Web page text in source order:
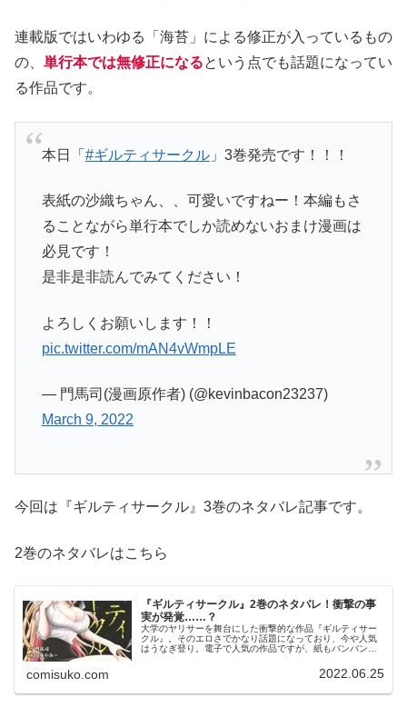
連載版ではいわゆる「海苔」による修正が入っているもの
の、 単行本では無修正になるという点でも話題になってい
る作品です。
本日「 #ギルティサークル」3巻発売です！！！
表紙の沙織ちゃん、、可愛いですねー！本編もさ
ることながら単行本でしか読めないおまけ漫画は
必見です！
是非是非読んでみてください！
よろしくお願いします！！
pic.twitter.com/mAN4vWmpLE
— 門馬司(漫画原作者) (@kevinbacon23237)
March 9, 2022
今回は『ギルティサークル』3巻のネタバレ記事です。
2巻のネタバレはこちら
『ギルティサークル』2巻のネタバレ！衝撃の事
実が発覚……？
大学のヤリサーを舞台にした衝撃的な作品『ギルティサー
クル』。そのエロさでかなり話題になっており、今や人気
はうなぎ登り。電子で人気の作品ですが、紙もバンバン重
comisuko.com 2022.06.25